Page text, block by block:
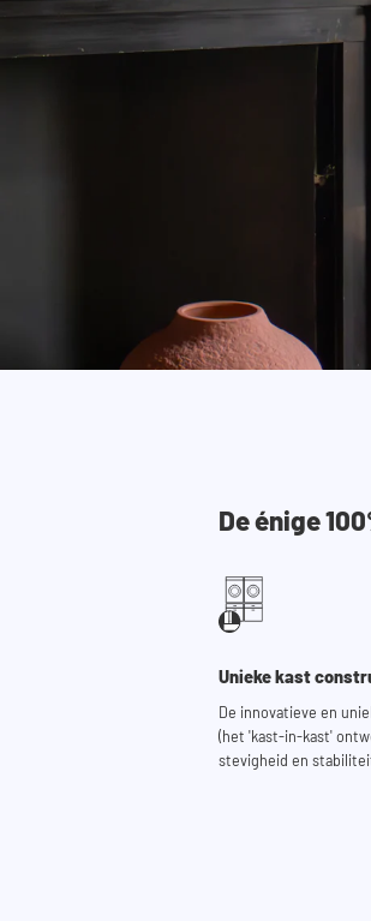
De énige
Unieke kast
De innovatieve en
(het 'kast-in-kast'
stevigheid en